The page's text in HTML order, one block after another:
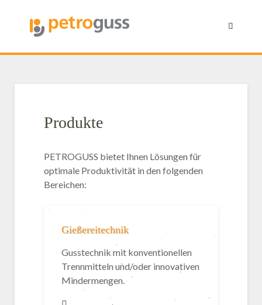
01 02 03
Produkte
PETROGUSS bietet Ihnen Lösungen für
optimale Produktivität in den folgenden
Bereichen:
Gießereitechnik
Gusstechnik mit konventionellen
Trennmitteln und/oder innovativen
Mindermengen.